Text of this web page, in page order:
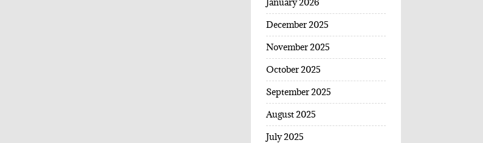
December 2025
November 2025
October 2025
September 2025
August 2025
July 2025